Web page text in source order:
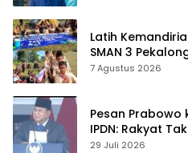
Latih
SMAN 3
dan Respon
7 Agustus 2026
Pesan Prabowo
IPDN: Rakyat
29 Juli 2026